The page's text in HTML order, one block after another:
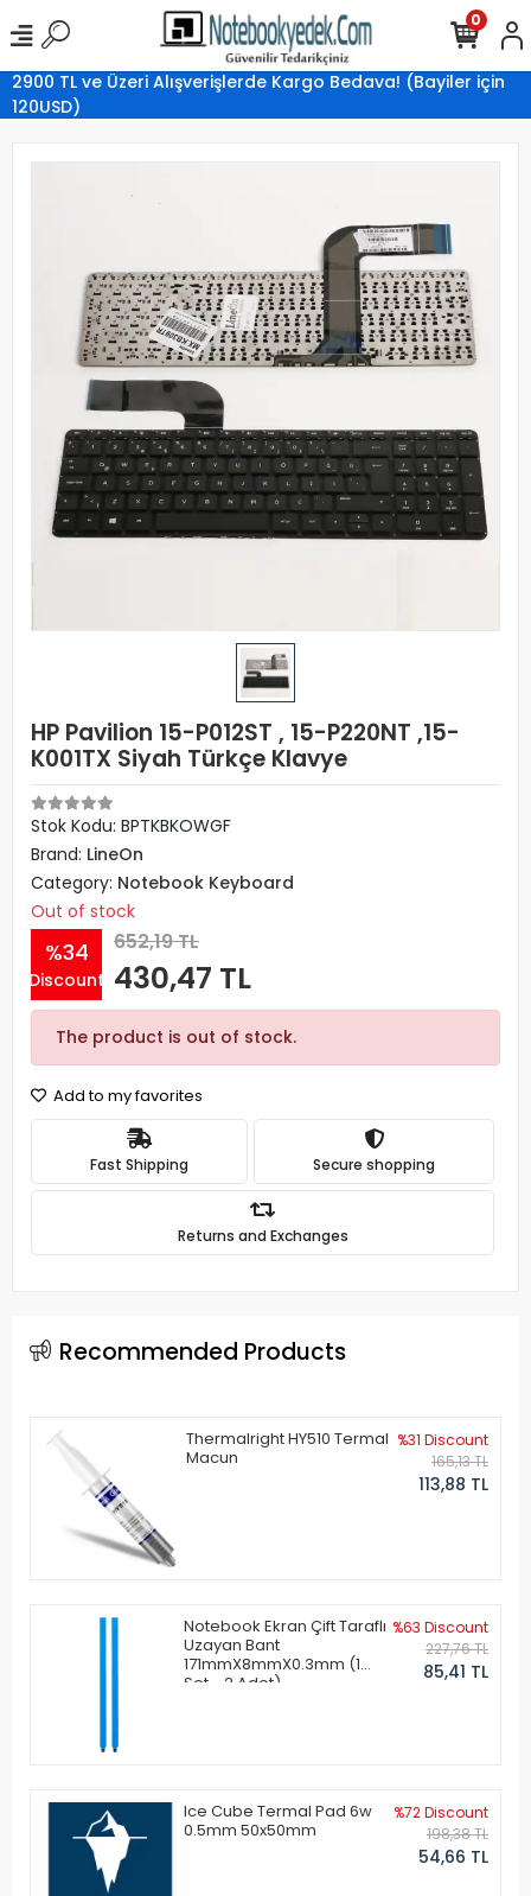
2900 TL ve Üzeri Alışverişlerde Kargo Bedava! (Bayiler için
120USD)
0
HP Pavilion 15-P012ST , 15-P220NT ,15-
K001TX Siyah Türkçe Klavye
Stok Kodu: BPTKBKOWGF
Brand: LineOn
Category: Notebook Keyboard
Out of stock
%34
Discount
652,19 TL
430,47 TL
The product is out of stock.
Add to my favorites
Fast Shipping Secure shopping
Returns and Exchanges
Recommended Products
Thermalright HY510 Termal
Macun
%31 Discount
165,13 TL
113,88 TL
Notebook Ekran Çift Taraflı
Uzayan Bant
171mmX8mmX0.3mm (1
Set - 2 Adet)
%63 Discount
227,76 TL
85,41 TL
Ice Cube Termal Pad 6w
0.5mm 50x50mm
%72 Discount
198,38 TL
54,66 TL